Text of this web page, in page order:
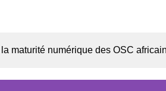
numérique des OSC africaines